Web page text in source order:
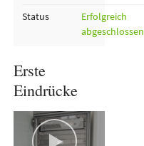
Status
Erfolgreich
abgeschlossen
Erste
Eindrücke